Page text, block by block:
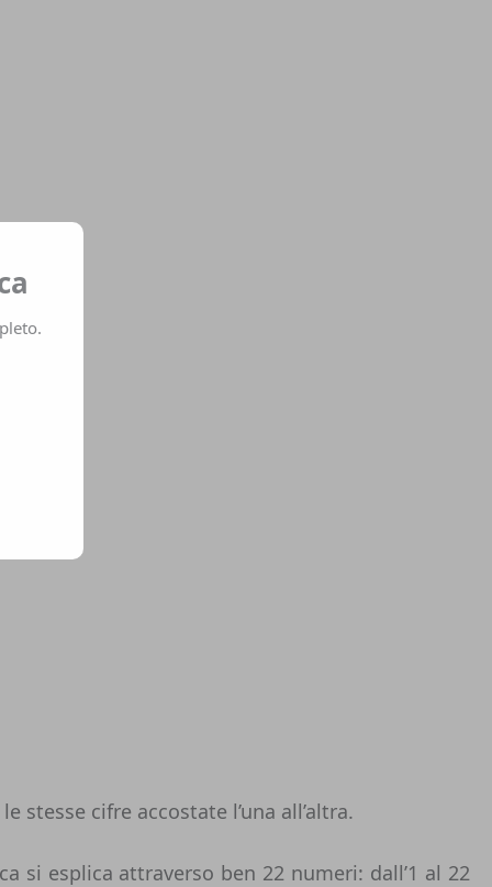
cifre accostate l’una all’altra.
si esplica attraverso ben 22 numeri: dall’1 al 22